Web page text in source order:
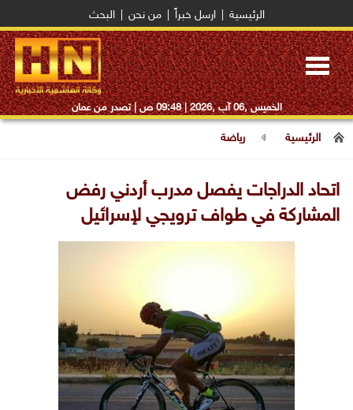
الرئيسية ارسل خبراً من نحن البحث
Toggle
navigation
الخميس ,06 آب ,2026 | 09:48 ص | تصدر من عمان
الرئيسية رياضة
اتحاد الدراجات يفصل مدرب أردني رفض
المشاركة في طواف ترويجي لإسرائيل